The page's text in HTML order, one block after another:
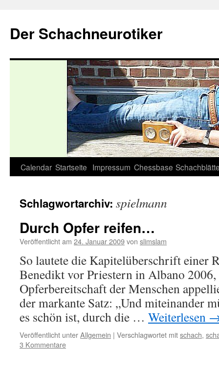
springen
Der Schachneurotiker
Calendar Startseite Impressum Chessbase
Schlagwortarchiv: spielmann
Durch Opfer reifen…
Veröffentlicht am 24. Januar 2009von slimslam
So lautete die Kapitelüberschrift einer
Benedikt vor Priestern in Albano 2006,
Opferbereitschaft der Menschen
der markante Satz: „Und miteinander
es schön ist, durch die … Weiterlesen
Veröffentlicht unterAllgemein | Verschlagwortet mitschach,
3 Kommentare